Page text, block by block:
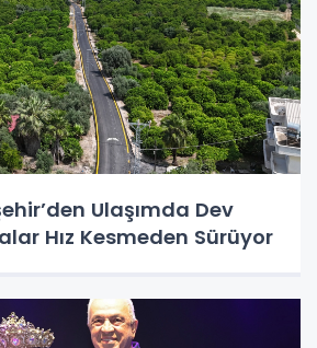
Ulaşımda Dev
Hız Kesmeden Sürüyor